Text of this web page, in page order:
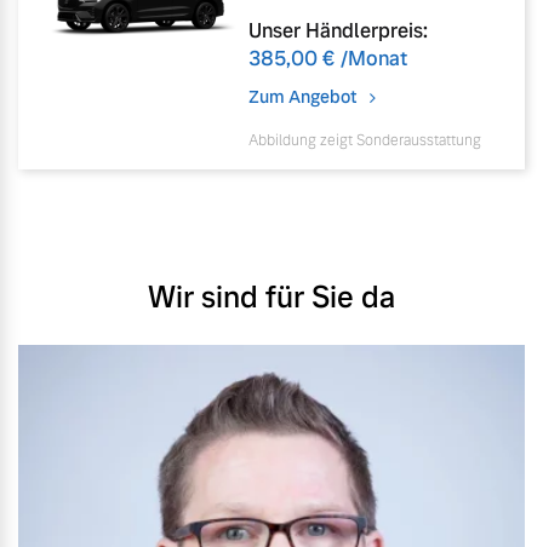
Volvo Selekt
Gebrauchtwagen
Die Neuwagenalternative
Mehr erfahren
Jetzt kennenlernen
Mehr erfahren
Frühjahrscheck
Entdecken Sie unsere
saisonalen Angebote.
Finanzierung & Leasing
Unser Händlerpreis:
385,00 € /Monat
Zum Angebot
Abbildung zeigt Sonderausstattung
Wir sind für Sie da